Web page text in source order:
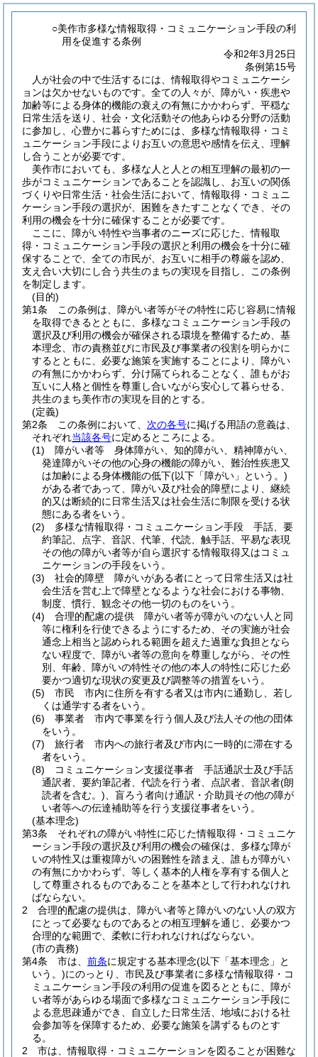
○美作市多様な情報取得・コミュニケーション手段の利
用を促進する条例
令和2年3月25日
条例第15号
人が社会の中で生活するには、情報取得やコミュニケーシ
ョンは欠かせないものです。全ての人々が、障がい・疾患や
加齢等による身体的機能の衰えの有無にかかわらず、平穏な
日常生活を送り、社会・文化活動その他あらゆる分野の活動
に参加し、心豊かに暮らすためには、多様な情報取得・コミ
ュニケーション手段によりお互いの意思や感情を伝え、理解
し合うことが必要です。
美作市においても、多様な人と人との相互理解の最初の一
歩がコミュニケーションであることを認識し、お互いの関係
づくりや日常生活・社会生活において、情報取得・コミュニ
ケーション手段の選択が、困難をきたすことなくでき、その
利用の機会を十分に確保することが必要です。
ここに、障がい特性や当事者のニーズに応じた、情報取
得・コミュニケーション手段の選択と利用の機会を十分に確
保することで、全ての市民が、お互いに相手の尊厳を認め、
支え合い大切にし合う共生のまちの実現を目指し、この条例
を制定します。
(目的)
第1条
この条例は、障がい者等がその特性に応じ容易に情報
を取得できるとともに、多様なコミュニケーション手段の
選択及び利用の機会が確保される環境を整備するため、基
本理念、市の責務並びに市民及び事業者の役割を明らかに
するとともに、必要な施策を実施することにより、障がい
の有無にかかわらず、分け隔てられることなく、誰もがお
互いに人格と個性を尊重し合いながら安心して暮らせる、
共生のまち美作市の実現を目的とする。
(定義)
第2条
この条例において、 次の各号に掲げる用語の意義は、
それぞれ当該各号に定めるところによる。
(1)
障がい者等 身体障がい、知的障がい、精神障がい、
発達障がいその他の心身の機能の障がい、難治性疾患又
は加齢による身体機能の低下(以下「障がい」という。)
がある者であって、障がい及び社会的障壁により、継続
的又は断続的に日常生活又は社会生活に制限を受ける状
態にある者をいう。
(2)
多様な情報取得・コミュニケーション手段 手話、要
約筆記、点字、音訳、代筆、代読、触手話、平易な表現
その他の障がい者等が自ら選択する情報取得又はコミュ
ニケーションの手段をいう。
(3)
社会的障壁 障がいがある者にとって日常生活又は社
会生活を営む上で障壁となるような社会における事物、
制度、慣行、観念その他一切のものをいう。
(4)
合理的配慮の提供 障がい者等が障がいのない人と同
等に権利を行使できるようにするため、その実施が社会
通念上相当と認められる範囲を超えた過重な負担となら
ない程度で、障がい者等の意向を尊重しながら、その性
別、年齢、障がいの特性その他の本人の特性に応じた必
要かつ適切な現状の変更及び調整等の措置をいう。
(5)
市民 市内に住所を有する者又は市内に通勤し、若し
くは通学する者をいう。
(6)
事業者 市内で事業を行う個人及び法人その他の団体
をいう。
(7)
旅行者 市内への旅行者及び市内に一時的に滞在する
者をいう。
(8)
コミュニケーション支援従事者 手話通訳士及び手話
通訳者、要約筆記者、代読を行う者、点訳者、音訳者(朗
読者を含む。) 、盲ろう者向け通訳・介助員その他の障が
い者等への伝達補助等を行う支援従事者をいう。
(基本理念)
第3条
それぞれの障がい特性に応じた情報取得・コミュニケ
ーション手段の選択及び利用の機会の確保は、多様な障が
いの特性又は重複障がいの困難性を踏まえ、誰もが障がい
の有無にかかわらず、等しく基本的人権を享有する個人と
して尊重されるものであることを基本として行われなけれ
ばならない。
2
合理的配慮の提供は、障がい者等と障がいのない人の双方
にとって必要なものであるとの相互理解を通じ、必要かつ
合理的な範囲で、柔軟に行われなければならない。
(市の責務)
第4条
市は、 前条に規定する基本理念(以下「基本理念」と
いう。)にのっとり、市民及び事業者に多様な情報取得・コ
ミュニケーション手段の利用の促進を図るとともに、障が
い者等があらゆる場面で多様なコミュニケーション手段に
よる意思疎通ができ、自立した日常生活、地域における社
会参加等を保障するため、必要な施策を講ずるものとす
る。
2
市は、情報取得・コミュニケーションを図ることが困難な